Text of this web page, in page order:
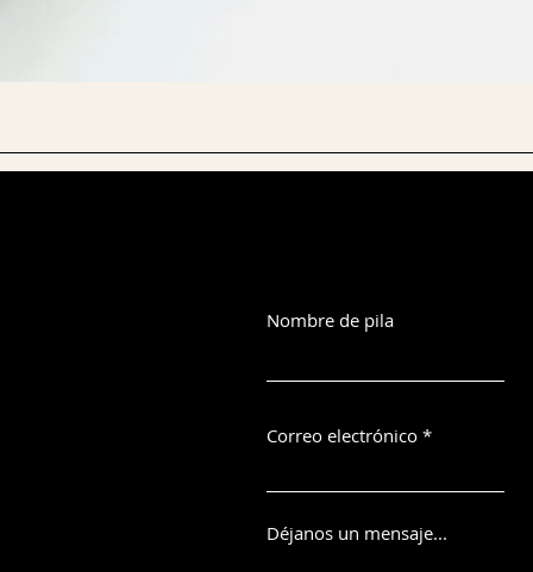
Nombre de pila
Correo electrónico
Déjanos un mensaje...